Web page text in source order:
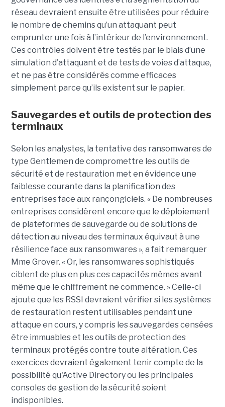
réseau devraient ensuite être utilisées pour réduire
le nombre de chemins qu’un attaquant peut
emprunter une fois à l’intérieur de l’environnement.
Ces contrôles doivent être testés par le biais d’une
simulation d’attaquant et de tests de voies d’attaque,
et ne pas être considérés comme efficaces
simplement parce qu’ils existent sur le papier.
Sauvegardes et outils de protection des
terminaux
Selon les analystes, la tentative des ransomwares de
type Gentlemen de compromettre les outils de
sécurité et de restauration met en évidence une
faiblesse courante dans la planification des
entreprises face aux rançongiciels. « De nombreuses
entreprises considèrent encore que le déploiement
de plateformes de sauvegarde ou de solutions de
détection au niveau des terminaux équivaut à une
résilience face aux ransomwares », a fait remarquer
Mme Grover. « Or, les ransomwares sophistiqués
ciblent de plus en plus ces capacités mêmes avant
même que le chiffrement ne commence. » Celle-ci
ajoute que les RSSI devraient vérifier si les systèmes
de restauration restent utilisables pendant une
attaque en cours, y compris les sauvegardes censées
être immuables et les outils de protection des
terminaux protégés contre toute altération. Ces
exercices devraient également tenir compte de la
possibilité qu'Active Directory ou les principales
consoles de gestion de la sécurité soient
indisponibles.